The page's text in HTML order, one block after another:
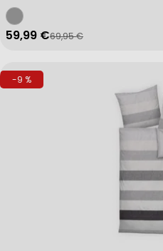
Verkaufspreis
59,99 €
Regulärer Preis
69,95 €
-9 %